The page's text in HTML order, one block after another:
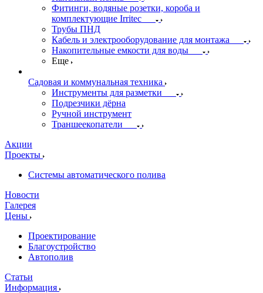
Фитинги, водяные розетки, короба и
комплектующие Irritec
Трубы ПНД
Кабель и электрооборудование для монтажа
Накопительные емкости для воды
Еще
Садовая и коммунальная техника
Инструменты для разметки
Подрезчики дёрна
Ручной инструмент
Траншеекопатели
Акции
Проекты
Системы автоматического полива
Новости
Галерея
Цены
Проектирование
Благоустройство
Автополив
Статьи
Информация